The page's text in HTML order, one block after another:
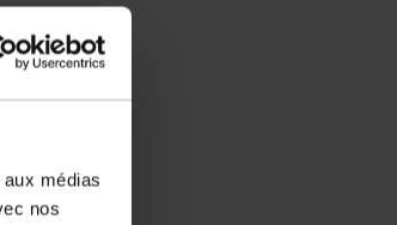
médias
nos